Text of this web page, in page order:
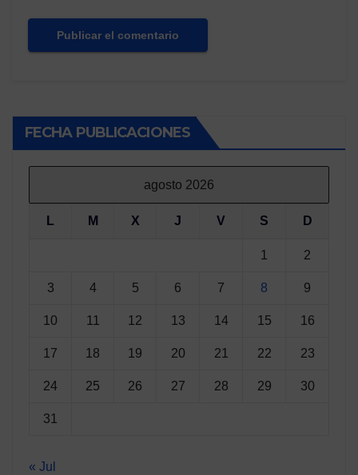
FECHA PUBLICACIONES
agosto 2026
L M X J V S D
1 2
3 4 5 6 7 8 9
10 11 12 13 14 15 16
17 18 19 20 21 22 23
24 25 26 27 28 29 30
31
« Jul